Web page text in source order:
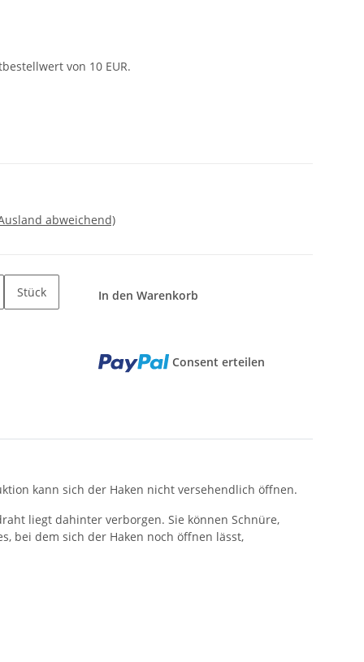
von 10 EUR.
abweichend)
Stück In den Warenkorb
Consent erteilen
kann sich der Haken nicht versehendlich öffnen.
liegt dahinter verborgen. Sie können Schnüre,
bei dem sich der Haken noch öffnen lässt,